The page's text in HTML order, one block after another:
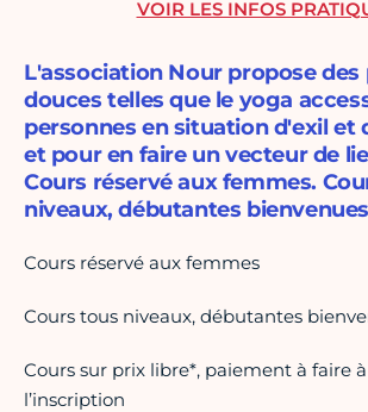
L'association Nour propose des
douces telles que le yoga
personnes en situation d'exil et
et pour en faire un vecteur de
Cours réservé aux femmes.
niveaux, débutantes
Cours réservé aux femmes
Cours tous niveaux, débutantes
Cours sur prix libre*, paiement à faire
l’inscription
VOIR LES INFOS